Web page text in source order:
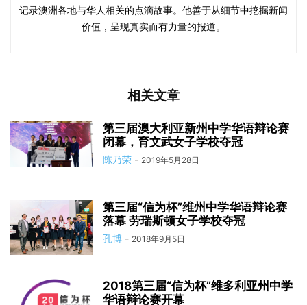
记录澳洲各地与华人相关的点滴故事。他善于从细节中挖掘新闻
价值，呈现真实而有力量的报道。
相关文章
第三届澳大利亚新州中学华语辩论赛
闭幕，育文武女子学校夺冠
陈乃荣 - 2019年5月28日
第三届“信为杯”维州中学华语辩论赛
落幕 劳瑞斯顿女子学校夺冠
孔博 - 2018年9月5日
2018第三届“信为杯”维多利亚州中学
华语辩论赛开幕